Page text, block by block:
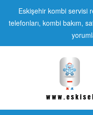
Eskişehir kombi servisi
telefonları, kombi bakım,